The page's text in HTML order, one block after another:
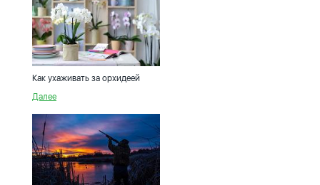
Как ухаживать за орхидеей
Далее